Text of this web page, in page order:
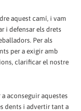
aquest camí, i vam
i defensar els drets
Per als
per a exigir amb
clarificar el nostre
aconseguir aquestes
dents i advertir tant a